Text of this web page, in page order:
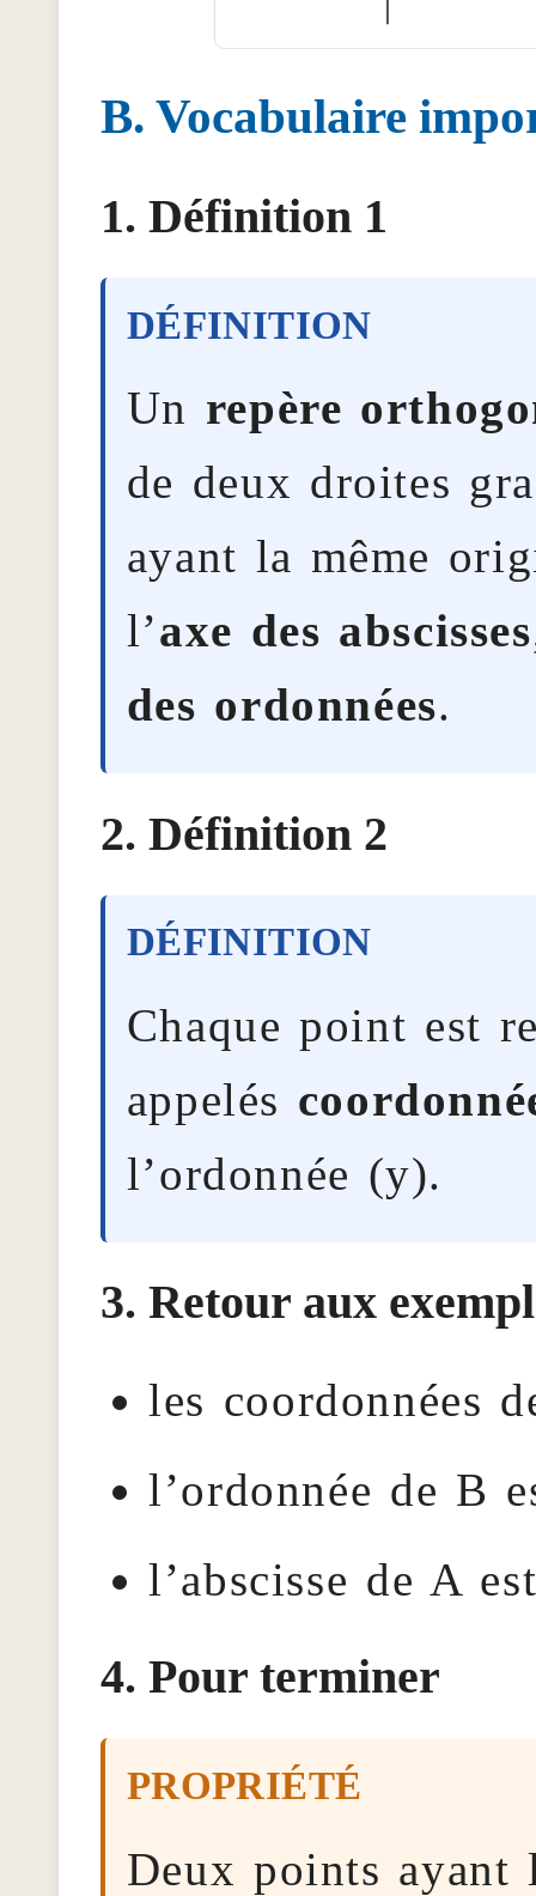
Vocabulaire
Définition 1
Un repère
de deux droites
ayant la même
l’axe des abscisses
des ordonnées.
Définition 2
Chaque point est
appelés
l’ordonnée (y).
Retour aux
les coordonnées
l’ordonnée de B
l’abscisse de A
Pour terminer
Deux points ayant